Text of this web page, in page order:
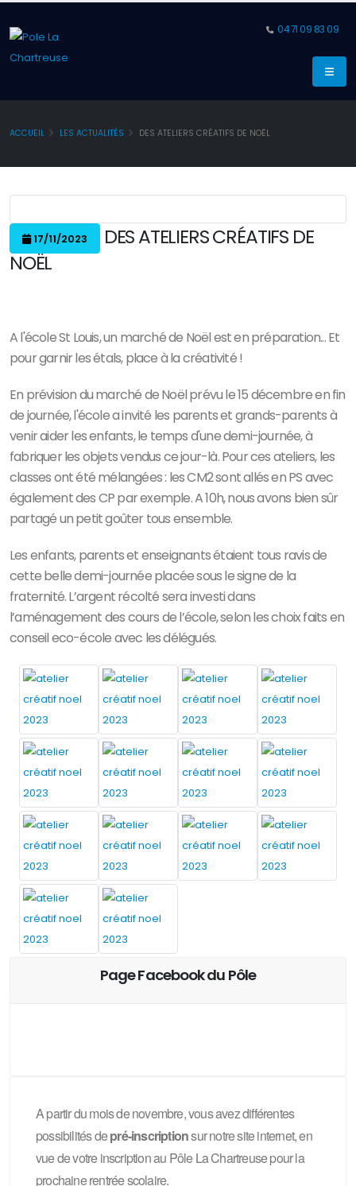
04 71 09 83 09
ACCUEIL LES ACTUALITÉS DES ATELIERS CRÉATIFS DE NOËL
17/11/2023
DES ATELIERS CRÉATIFS DE
NOËL
A l'école St Louis, un marché de Noël est en préparation... Et
pour garnir les étals, place à la créativité !
En prévision du marché de Noël prévu le 15 décembre en fin
de journée, l'école a invité les parents et grands-parents à
venir aider les enfants, le temps d'une demi-journée, à
fabriquer les objets vendus ce jour-là. Pour ces ateliers, les
classes ont été mélangées : les CM2 sont allés en PS avec
également des CP par exemple. A 10h, nous avons bien sûr
partagé un petit goûter tous ensemble.
Les enfants, parents et enseignants étaient tous ravis de
cette belle demi-journée placée sous le signe de la
fraternité. L’argent récolté sera investi dans
l’aménagement des cours de l’école, selon les choix faits en
conseil eco-école avec les délégués.
Page Facebook du Pôle
A partir du mois de novembre, vous avez différentes
possibilités depré-inscriptionsur notre site internet, en
vue de votre inscription au Pôle La Chartreuse pour la
prochaine rentrée scolaire.